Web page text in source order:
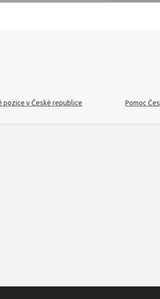
pozice v České republice Pomoc